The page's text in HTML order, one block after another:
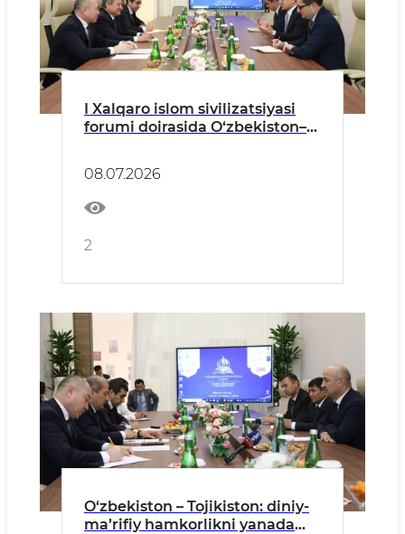
I Xalqaro islom sivilizatsiyasi
forumi doirasida O‘zbekiston–
08.07.2026
2
O‘zbekiston – Tojikiston: diniy-
ma’rifiy hamkorlikni yanada